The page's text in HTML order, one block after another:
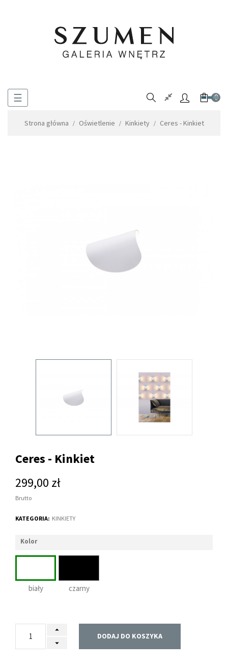
Toggle
☰ 0
Strona główna Oświetlenie Kinkiety Ceres - Kinkiet
Ceres - Kinkiet
299,00 zł
Brutto
KATEGORIA: KINKIETY
Kolor
biały czarny
DODAJ DO KOSZYKA